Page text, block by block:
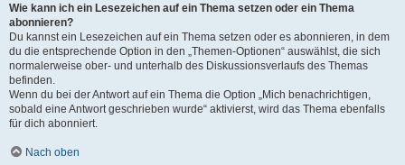
Wie kann ich ein Lesezeichen auf ein Thema setzen oder ein Thema
abonnieren?
Du kannst ein Lesezeichen auf ein Thema setzen oder es abonnieren, in dem
du die entsprechende Option in den „Themen-Optionen“ auswählst, die sich
normalerweise ober- und unterhalb des Diskussionsverlaufs des Themas
befinden.
Wenn du bei der Antwort auf ein Thema die Option „Mich benachrichtigen,
sobald eine Antwort geschrieben wurde“ aktivierst, wird das Thema ebenfalls
für dich abonniert.
Nach oben